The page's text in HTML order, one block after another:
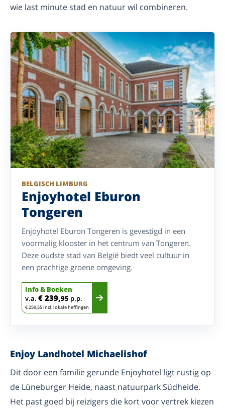
wie last minute stad en natuur wil combineren.
BELGISCH LIMBURG
Enjoyhotel Eburon
Tongeren
Enjoyhotel Eburon Tongeren is gevestigd in een
voormalig klooster in het centrum van Tongeren.
Deze oudste stad van België biedt veel cultuur in
een prachtige groene omgeving.
Info & Boeken
v.a. € 239,95 p.p.
€ 259,55 incl. lokale heffingen
Enjoy Landhotel Michaelishof
Dit door een familie gerunde Enjoyhotel ligt rustig op
de Lüneburger Heide, naast natuurpark Südheide.
Het past goed bij reizigers die kort voor vertrek kiezen